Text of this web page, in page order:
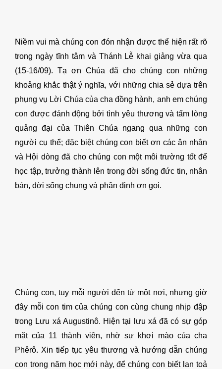
Niềm vui mà chúng con đón nhận được thể hiện rất rõ
trong ngày tĩnh tâm và Thánh Lễ khai giảng vừa qua
(15-16/09). Tạ ơn Chúa đã cho chúng con những
khoảng khắc thật ý nghĩa, với những chia sẻ dựa trên
phụng vụ Lời Chúa của cha đồng hành, anh em chúng
con được đánh động bởi tình yêu thương và tấm lòng
quảng đại của Thiên Chúa ngang qua những con
người cụ thể; đặc biệt chúng con biết ơn các ân nhân
và Hội dòng đã cho chúng con một môi trường tốt để
học tập, trưởng thành lên trong đời sống đức tin, nhân
bản, đời sống chung và phân định ơn gọi.
Chúng con, tuy mỗi người đến từ một nơi, nhưng giờ
đây mỗi con tim của chúng con cùng chung nhịp đập
trong Lưu xá Augustinô. Hiện tại lưu xá đã có sự góp
mặt của 11 thành viên, nhờ sự khơi mào của cha
Phêrô. Xin tiếp tục yêu thương và hướng dẫn chúng
con trong năm học mới này, để chúng con biết lan toả